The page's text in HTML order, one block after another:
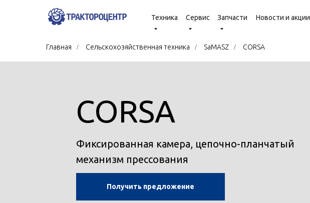
Техника Сервис Запчасти Новости и акции
Главная / Сельскохозяйственная техника / SaMASZ / CORSA
CORSA
Фиксированная камера, цепочно-планчатый
механизм прессования
Получить предложение